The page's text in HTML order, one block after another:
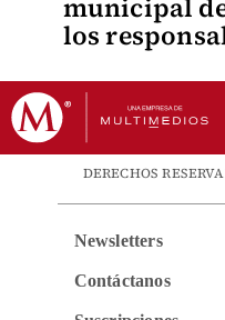
municipal
los
DERECHOS
Newsletters
Contáctanos